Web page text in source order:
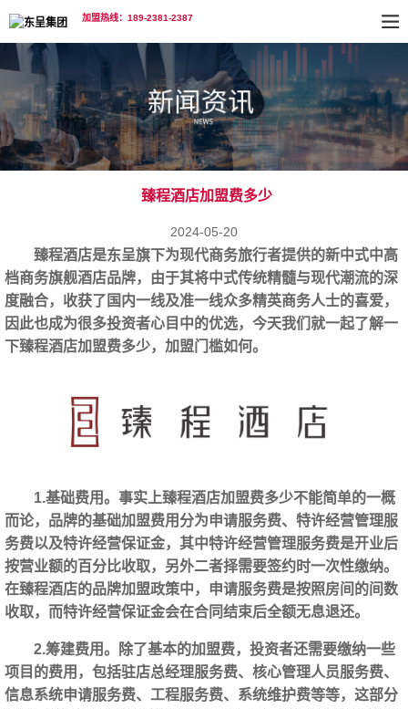
加盟热线：189-2381-2387
臻程酒店加盟费多少
2024-05-20
臻程酒店是东呈旗下为现代商务旅行者提供的新中式中高
档商务旗舰酒店品牌，由于其将中式传统精髓与现代潮流的深
度融合，收获了国内一线及准一线众多精英商务人士的喜爱，
因此也成为很多投资者心目中的优选，今天我们就一起了解一
下臻程酒店加盟费多少，加盟门槛如何。
1.基础费用。事实上臻程酒店加盟费多少不能简单的一概
而论，品牌的基础加盟费用分为申请服务费、特许经营管理服
务费以及特许经营保证金，其中特许经营管理服务费是开业后
按营业额的百分比收取，另外二者择需要签约时一次性缴纳。
在臻程酒店的品牌加盟政策中，申请服务费是按照房间的间数
收取，而特许经营保证金会在合同结束后全额无息退还。
2.筹建费用。除了基本的加盟费，投资者还需要缴纳一些
项目的费用，包括驻店总经理服务费、核心管理人员服务费、
信息系统申请服务费、工程服务费、系统维护费等等，这部分